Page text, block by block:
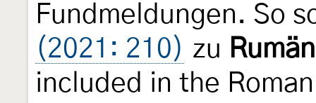
Fundmeldungen. So
(2021: 210) zu
included in the